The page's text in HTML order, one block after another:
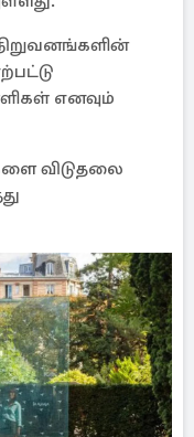
எனவும்
விடுதலை